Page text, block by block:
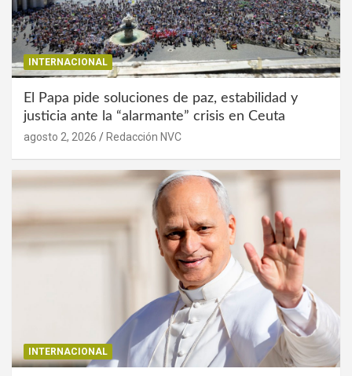
INTERNACIONAL
El Papa pide soluciones de paz, estabilidad y
justicia ante la “alarmante” crisis en Ceuta
agosto 2, 2026 Redacción NVC
INTERNACIONAL